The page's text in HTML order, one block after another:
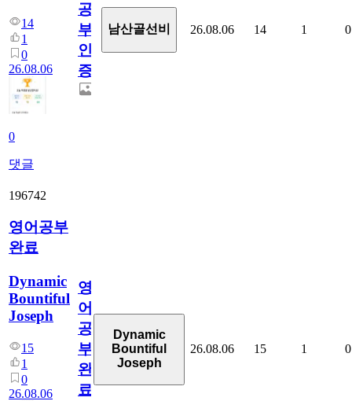
14
1
0
26.08.06
0
댓글
공
부
인
증
남산골선비 26.08.06 14 1 0
196742
영어공부
완료
Dynamic
Bountiful
Joseph
15
1
0
26.08.06
영
어
공
부
완
료
Dynamic
Bountiful
Joseph
26.08.06 15 1 0